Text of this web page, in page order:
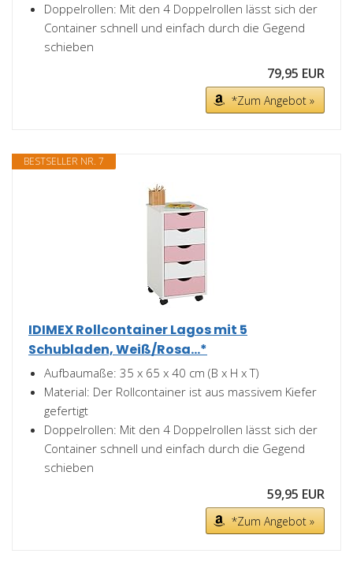
Doppelrollen: Mit den 4 Doppelrollen lässt sich der
Container schnell und einfach durch die Gegend
schieben
79,95 EUR
*Zum Angebot »
BESTSELLER NR. 7
IDIMEX Rollcontainer Lagos mit 5
Schubladen, Weiß/Rosa...*
Aufbaumaße: 35 x 65 x 40 cm (B x H x T)
Material: Der Rollcontainer ist aus massivem Kiefer
gefertigt
Doppelrollen: Mit den 4 Doppelrollen lässt sich der
Container schnell und einfach durch die Gegend
schieben
59,95 EUR
*Zum Angebot »